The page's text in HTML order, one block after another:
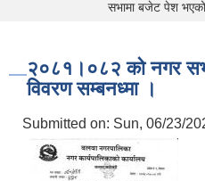
सभामा बजेट पेश
२०८१।०८२ को नगर
विवरण सम्बनध्मा ।
Submitted on: Sun, 06/23/